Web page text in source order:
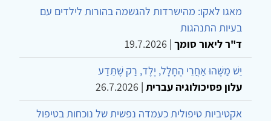
מאגו לאקו: מהישרדות להגשמה בהורות לילדים עם
בעיות התנהגות
ד"ר ליאור סומך |
19.7.2026
יֵשׁ מַשֶּׁהוּ אַחֲרֵי הֶחָלָל, יֶלֶד, רַק שֶׁתֵּדַע
עלון פסיכולוגיה עברית |
26.7.2026
אקטיביות טיפולית כעמדה נפשית של נוכחות בטיפול